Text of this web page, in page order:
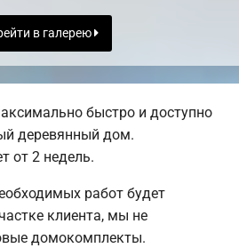
в галерею
быстро и доступно
деревянный дом.
от 2 недель.
работ будет
клиента, мы не
домокомплекты.